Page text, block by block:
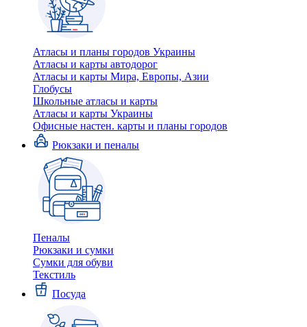
Атласы и планы городов Украины
Атласы и карты автодорог
Атласы и карты Мира, Европы, Азии
Глобусы
Школьные атласы и карты
Атласы и карты Украины
Офисные настен. карты и планы городов
Рюкзаки и пеналы
Пеналы
Рюкзаки и сумки
Сумки для обуви
Текстиль
Посуда